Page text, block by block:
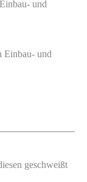
und
Einbau- und
geschweißt